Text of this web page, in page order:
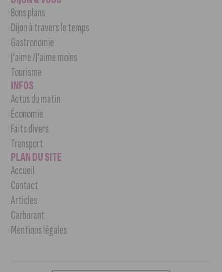
Bons plans
Dijon à travers le temps
Gastronomie
J’aime /J’aime moins
Tourisme
INFOS
Actus du matin
Économie
Faits divers
Transport
PLAN DU SITE
Accueil
Contact
Articles
Carburant
Mentions légales